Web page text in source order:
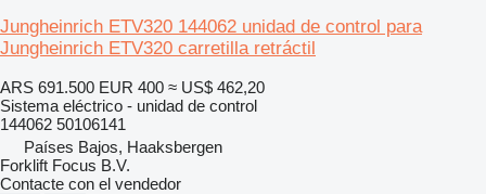
Jungheinrich ETV320 144062 unidad de control para
Jungheinrich ETV320 carretilla retráctil
ARS 691.500 EUR 400 ≈ US$ 462,20
Sistema eléctrico - unidad de control
144062 50106141
Países Bajos, Haaksbergen
Forklift Focus B.V.
Contacte con el vendedor